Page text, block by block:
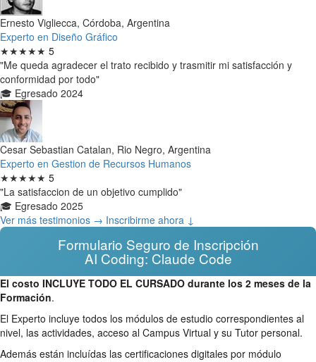
Ernesto Vigliecca, Córdoba, Argentina
Experto en Diseño Gráfico
★★★★★ 5
"Me queda agradecer el trato recibido y trasmitir mi satisfacción y
conformidad por todo"
🎓 Egresado 2024
Cesar Sebastian Catalan, Rio Negro, Argentina
Experto en Gestion de Recursos Humanos
★★★★★ 5
"La satisfaccion de un objetivo cumplido"
🎓 Egresado 2025
Ver más testimonios → Inscribirme ahora ↓
Formulario Seguro de Inscripción
AI Coding: Claude Code
El costo INCLUYE TODO EL CURSADO durante los 2 meses de la
Formación.
El Experto incluye todos los módulos de estudio correspondientes al
nivel, las actividades, acceso al Campus Virtual y su Tutor personal.
Además están incluídas las certificaciones digitales por módulo